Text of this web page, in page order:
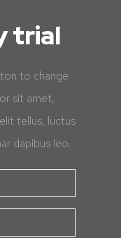
trial
to change
sit amet,
tellus, luctus
dapibus leo.